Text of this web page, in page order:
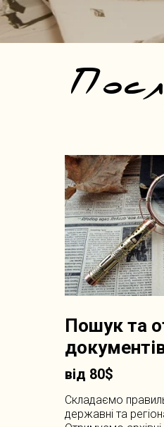
Пошук та
від 80$
Складаємо
державні та